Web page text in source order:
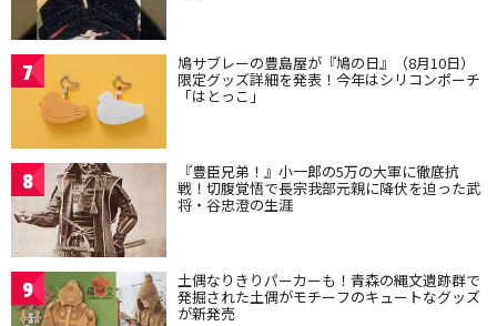
7 鳩サブレーの豊島屋が『鳩の日』（8月10日）
限定グッズ詳細を発表！今年はシリコンポーチ
「はとっこ」
8 『豊臣兄弟！』小一郎の5万の大軍に徹底抗
戦！切腹覚悟で長宗我部元親に降伏を迫った武
将・谷忠澄の生涯
9 土偶なりきりパーカーも！青森の縄文遺跡群で
発掘された土偶がモチーフのキュートなグッズ
が新発売